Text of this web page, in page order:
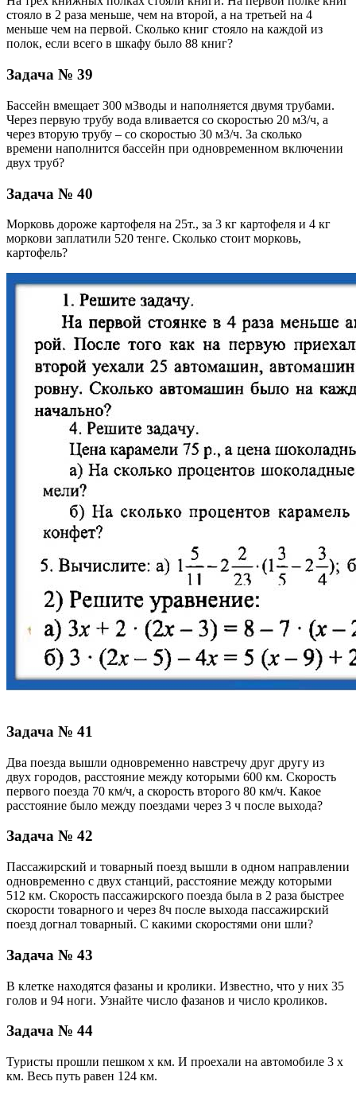
стояло в 2 раза меньше, чем на второй, а на третьей на 4
меньше чем на первой. Сколько книг стояло на каждой из
полок, если всего в шкафу было 88 книг?
Задача № 39
Бассейн вмещает 300 м3воды и наполняется двумя трубами.
Через первую трубу вода вливается со скоростью 20 м3/ч, а
через вторую трубу – со скоростью 30 м3/ч. За сколько
времени наполнится бассейн при одновременном включении
двух труб?
Задача № 40
Морковь дороже картофеля на 25т., за 3 кг картофеля и 4 кг
моркови заплатили 520 тенге. Сколько стоит морковь,
картофель?
Задача № 41
Два поезда вышли одновременно навстречу друг другу из
двух городов, расстояние между которыми 600 км. Скорость
первого поезда 70 км/ч, а скорость второго 80 км/ч. Какое
расстояние было между поездами через 3 ч после выхода?
Задача № 42
Пассажирский и товарный поезд вышли в одном направлении
одновременно с двух станций, расстояние между которыми
512 км. Скорость пассажирского поезда была в 2 раза быстрее
скорости товарного и через 8ч после выхода пассажирский
поезд догнал товарный. С какими скоростями они шли?
Задача № 43
В клетке находятся фазаны и кролики. Известно, что у них 35
голов и 94 ноги. Узнайте число фазанов и число кроликов.
Задача № 44
Туристы прошли пешком х км. И проехали на автомобиле 3 х
км. Весь путь равен 124 км.